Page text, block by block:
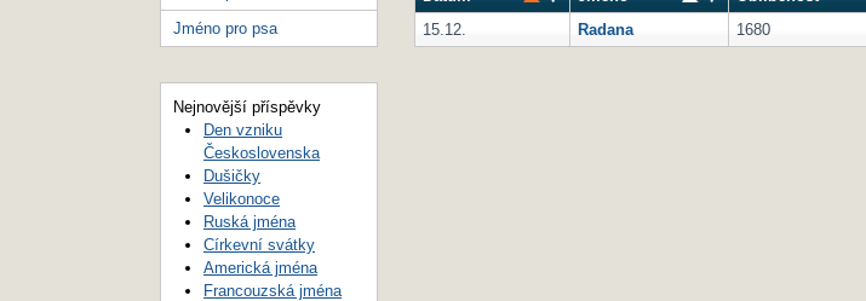
15.12.
Radana 1680
Jméno pro psa
Nejnovější příspěvky
Den vzniku
Československa
Dušičky
Velikonoce
Ruská jména
Církevní svátky
Americká jména
Francouzská jména